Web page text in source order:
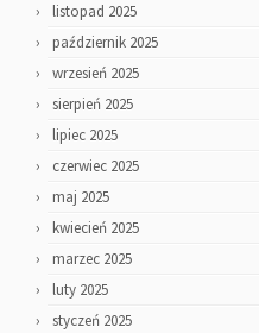
listopad 2025
październik 2025
wrzesień 2025
sierpień 2025
lipiec 2025
czerwiec 2025
maj 2025
kwiecień 2025
marzec 2025
luty 2025
styczeń 2025